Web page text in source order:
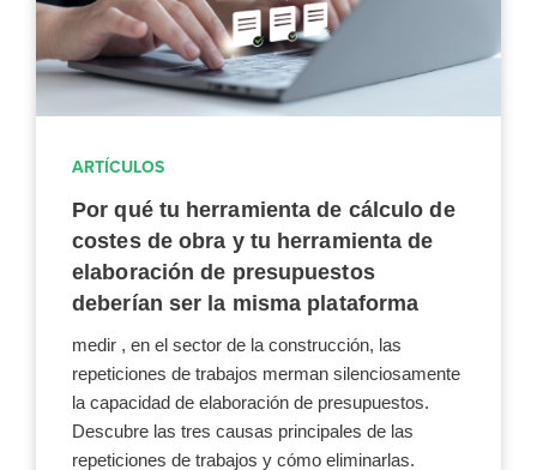
ARTÍCULOS
Por qué tu herramienta de cálculo de
costes de obra y tu herramienta de
elaboración de presupuestos
deberían ser la misma plataforma
medir , en el sector de la construcción, las
repeticiones de trabajos merman silenciosamente
la capacidad de elaboración de presupuestos.
Descubre las tres causas principales de las
repeticiones de trabajos y cómo eliminarlas.